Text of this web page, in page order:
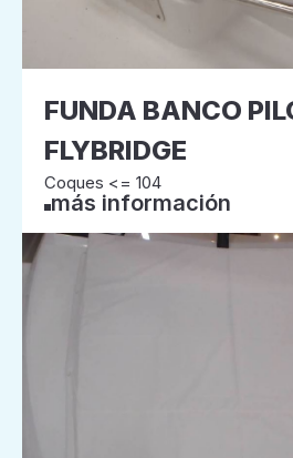
FUNDA BANCO
FLYBRIDGE
Coques <= 104
más información